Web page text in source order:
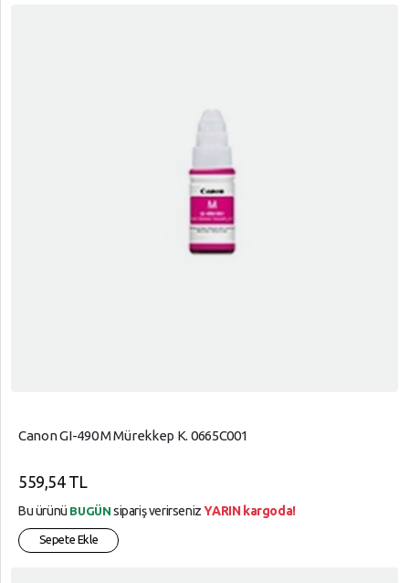
Canon GI-490 M Mürekkep K. 0665C001
559,54 TL
Bu ürünü BUGÜN sipariş verirsenizYARIN kargoda!
Sepete Ekle